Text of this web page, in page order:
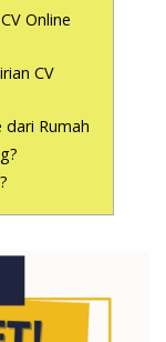
Online
CV
dari Rumah